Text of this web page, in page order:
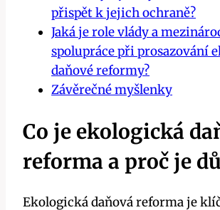
přispět k jejich ochraně?
Jaká je role vlády a
spolupráce při prosazování
daňové reformy?
Závěrečné myšlenky
Co je ekologická
reforma a proč je
Ekologická daňová reforma je